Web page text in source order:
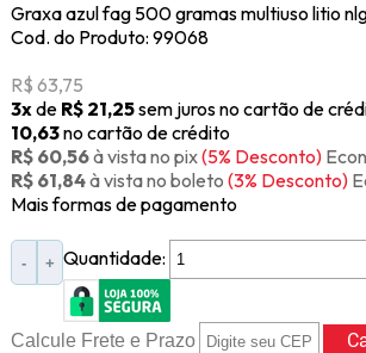
Graxa azul fag 500 gramas multiuso litio
Cod. do Produto: 99068
R$ 63,75
3xde R$ 21,25sem juros no cartão de
10,63no cartão de crédito
R$ 60,56à vista no pix(5% Desconto)
R$ 61,84à vista no boleto (3% Desconto)
Mais formas de pagamento
Quantidade:
- +
Calcule Frete e Prazo